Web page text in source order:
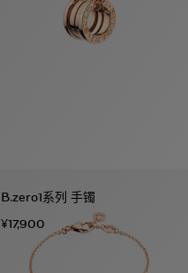
B.zero1系列 手镯
¥17,900